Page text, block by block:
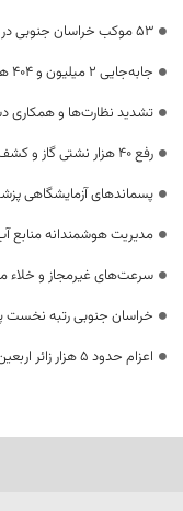
53 موکب خراسان جنوبی در خدمت زائران اربعین
جابه‌جایی 2 میلیون و 404 هزار تن کالا از خراسان جنوبی به سراسر کشور
تشدید نظارت‌ها و همکاری
رفع 40 هزار نشتی گاز و کشف 76 مورد سرقت گاز در چهار ماهه نخست سال
پسماندهای آزمایشگاهی
مدیریت هوشمندانه منابع
سرعت‌های غیرمجاز و خلاء
خراسان جنوبی رتبه نخست
اعزام حدود 5 هزار زائر اربعین از خراسان جنوبی؛ بازگشت‌ها آغاز شد